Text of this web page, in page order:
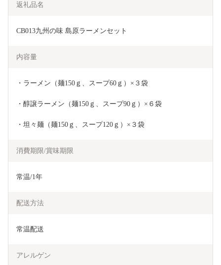
返礼品名
CB013九州の味 島原ラーメンセット
内容量
・ラーメン（麺150ｇ、スープ60ｇ）×３袋
・醇譲ラーメン（麺150ｇ、スープ90ｇ）×６袋
・坦々麺（麺150ｇ、スープ120ｇ）×３袋
消費期限/賞味期限
常温/1年
配送方法
常温配送
アレルゲン